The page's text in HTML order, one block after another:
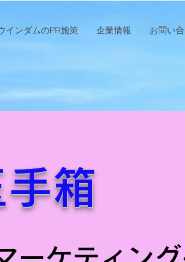
インダムのPR施策 企業情報 お問い
箱